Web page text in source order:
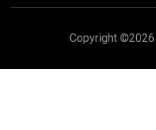
Copyright ©